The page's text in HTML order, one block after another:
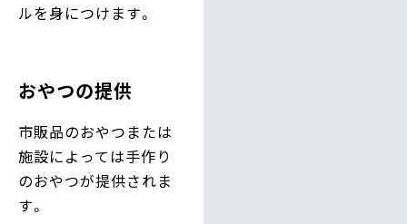
ルを身につけます。
おやつの提供
市販品のおやつまたは
施設によっては手作り
のおやつが提供されま
す。